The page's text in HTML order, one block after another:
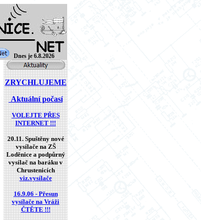
Dnes je 6.8.2026